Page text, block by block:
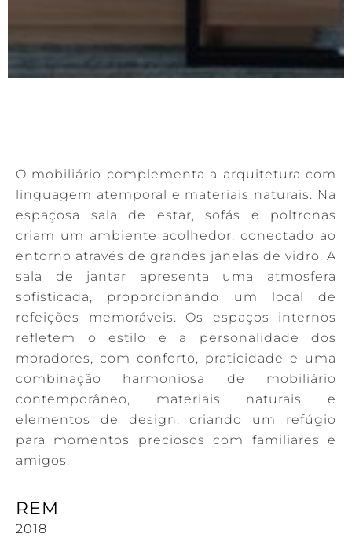
O mobiliário complementa a arquitetura com
linguagem atemporal e materiais naturais. Na
espaçosa sala de estar, sofás e poltronas
criam um ambiente acolhedor, conectado ao
entorno através de grandes janelas de vidro. A
sala de jantar apresenta uma atmosfera
sofisticada, proporcionando um local de
refeições memoráveis. Os espaços internos
refletem o estilo e a personalidade dos
moradores, com conforto, praticidade e uma
combinação harmoniosa de mobiliário
contemporâneo, materiais naturais e
elementos de design, criando um refúgio
para momentos preciosos com familiares e
amigos.
REM
2018